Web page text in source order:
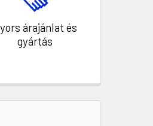
árajánlat és
gyártás